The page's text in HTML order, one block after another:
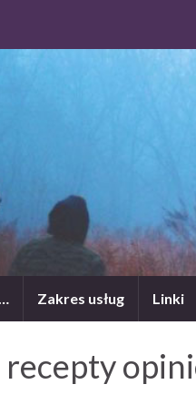
Zakres usług Linki
recepty